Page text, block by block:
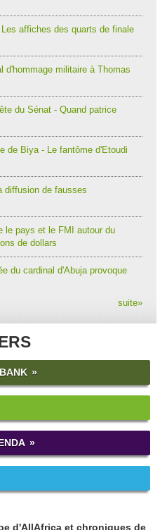
affiches des quarts de finale
d'hommage militaire à Thomas
du Sénat - Quand patrice
de Biya - Le fantôme d'Etoudi
diffusion de fausses
le pays et le FMI autour du
de dollars
du cardinal d'Abuja provoque
suite»
d'AllAfrica et chroniques de